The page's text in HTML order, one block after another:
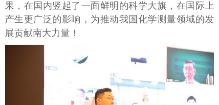
果，在国内竖起了一面鲜明的科学大旗，在国际上
产生更广泛的影响，为推动我国化学测量领域的发
展贡献南大力量！